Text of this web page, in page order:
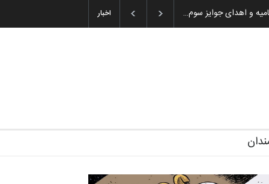
اخبار و اهدای جوایز سوم…